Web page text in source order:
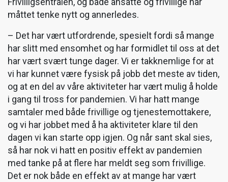
måttet tenke nytt og annerledes.
– Det har vært utfordrende, spesielt fordi så mange
har slitt med ensomhet og har formidlet til oss at det
har vært svært tunge dager. Vi er takknemlige for at
vi har kunnet være fysisk på jobb det meste av tiden,
og at en del av våre aktiviteter har vært mulig å holde
i gang til tross for pandemien. Vi har hatt mange
samtaler med både frivillige og tjenestemottakere,
og vi har jobbet med å ha aktiviteter klare til den
dagen vi kan starte opp igjen. Og når sant skal sies,
så har nok vi hatt en positiv effekt av pandemien
med tanke på at flere har meldt seg som frivillige.
Det er nok både en effekt av at mange har vært